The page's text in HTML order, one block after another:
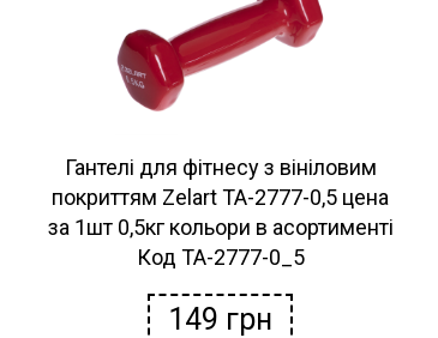
Гантелі для фітнесу з вініловим
покриттям Zelart TA-2777-0,5 цена
за 1шт 0,5кг кольори в асортименті
Код TA-2777-0_5
149 грн